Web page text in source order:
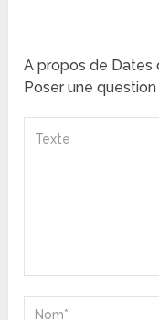
A propos de Dates
Poser une